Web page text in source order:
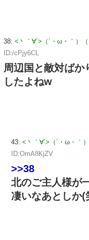
38: <丶｀∀´>（´・ω・｀）
ID:/cPjy6CL
周辺国と敵対ばか
したよねw
43: <丶｀∀´>（´・ω・｀
ID:OmA8KjZV
>>38
北のご主人様が
凄いなあとしか(